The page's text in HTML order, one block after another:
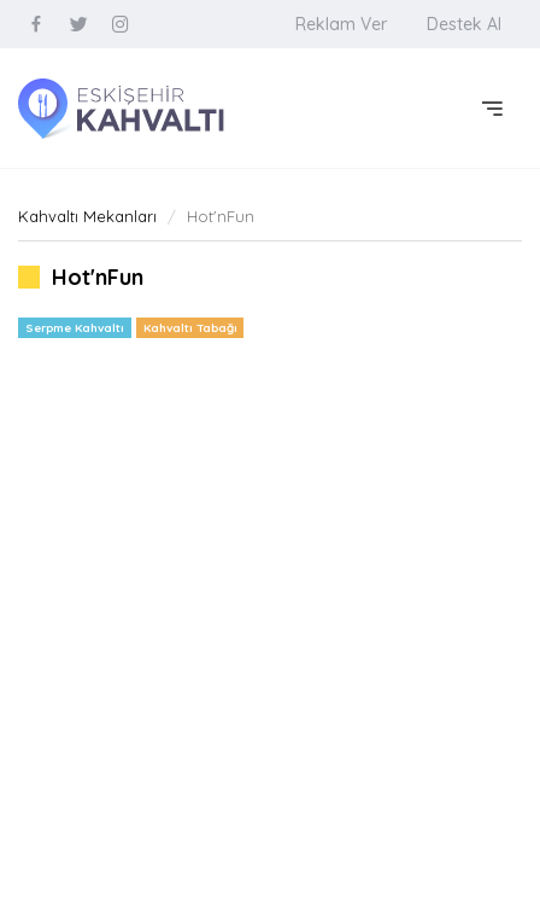
Reklam Ver Destek Al
Kahvaltı Mekanları Hot'nFun
Hot'nFun
Serpme Kahvaltı Kahvaltı Tabağı